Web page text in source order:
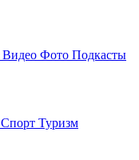
Видео Фото Подкасты
Спорт Туризм